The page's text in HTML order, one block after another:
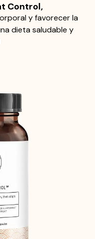
Control,
y favorecer la
dieta saludable y